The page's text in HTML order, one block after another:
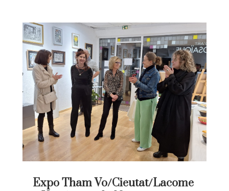
Expo Tham Vo/Cieutat/Lacome